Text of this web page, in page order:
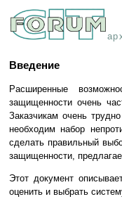
Введение
Расширенные
защищенности очень
Заказчикам очень
необходим набор
сделать правильный
защищенности,
Этот документ
оценить и выбрать